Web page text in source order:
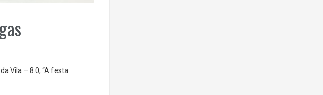
Vila – 8.0, “A festa